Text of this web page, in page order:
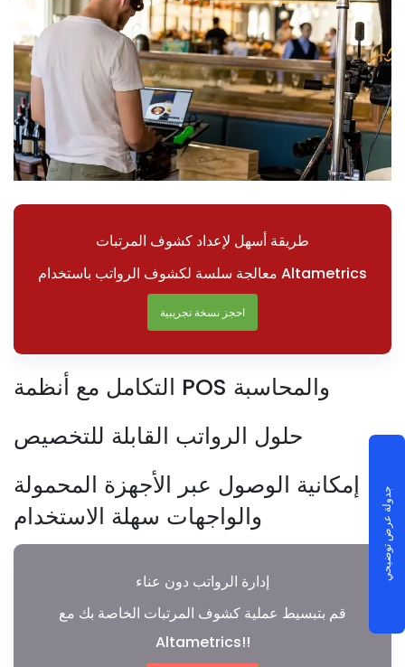
طريقة أسهل لإعداد كشوف المرتبات
معالجة سلسة لكشوف الرواتب باستخدام Altametrics
احجز نسخة تجريبية
التكامل مع أنظمة POS والمحاسبة
حلول الرواتب القابلة للتخصيص
إمكانية الوصول عبر الأجهزة المحمولة
والواجهات سهلة الاستخدام
إدارة الرواتب دون عناء
قم بتبسيط عملية كشوف المرتبات الخاصة بك مع
Altametrics!!
جدولة عرض توضيحي